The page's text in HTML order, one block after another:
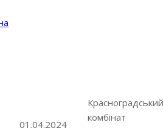
01.04.2024
Красноградський
комбінат